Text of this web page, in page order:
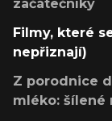
začátečníky
Filmy, které
nepřiznají)
Z porodnice
mléko: šílené